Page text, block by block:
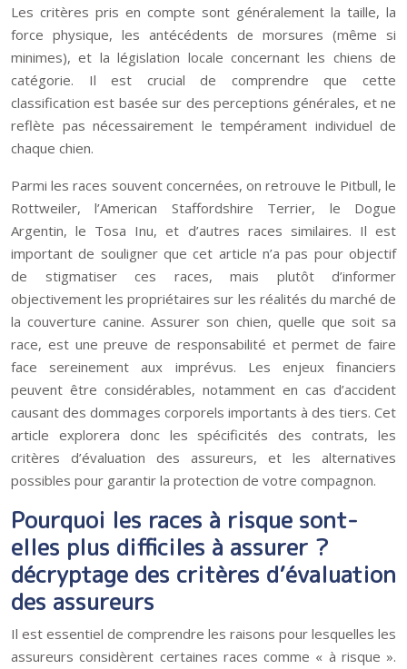
Les critères pris en compte sont généralement la taille, la
force physique, les antécédents de morsures (même si
minimes), et la législation locale concernant les chiens de
catégorie. Il est crucial de comprendre que cette
classification est basée sur des perceptions générales, et ne
reflète pas nécessairement le tempérament individuel de
chaque chien.
Parmi les races souvent concernées, on retrouve le Pitbull, le
Rottweiler, l’American Staffordshire Terrier, le Dogue
Argentin, le Tosa Inu, et d’autres races similaires. Il est
important de souligner que cet article n’a pas pour objectif
de stigmatiser ces races, mais plutôt d’informer
objectivement les propriétaires sur les réalités du marché de
la couverture canine. Assurer son chien, quelle que soit sa
race, est une preuve de responsabilité et permet de faire
face sereinement aux imprévus. Les enjeux financiers
peuvent être considérables, notamment en cas d’accident
causant des dommages corporels importants à des tiers. Cet
article explorera donc les spécificités des contrats, les
critères d’évaluation des assureurs, et les alternatives
possibles pour garantir la protection de votre compagnon.
Pourquoi les races à risque sont-
elles plus difficiles à assurer ?
décryptage des critères d’évaluation
des assureurs
Il est essentiel de comprendre les raisons pour lesquelles les
assureurs considèrent certaines races comme « à risque ».